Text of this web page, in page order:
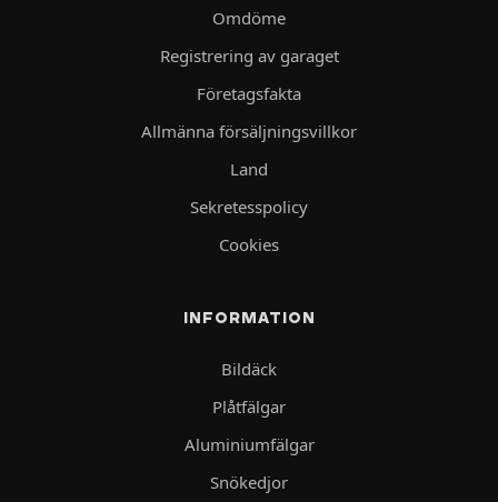
Omdöme
Registrering av garaget
Företagsfakta
Allmänna försäljningsvillkor
Land
Sekretesspolicy
Cookies
INFORMATION
Bildäck
Plåtfälgar
Aluminiumfälgar
Snökedjor